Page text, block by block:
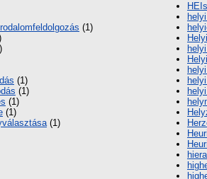
(1)
(1)
(1)
(1)
(1)
(1)